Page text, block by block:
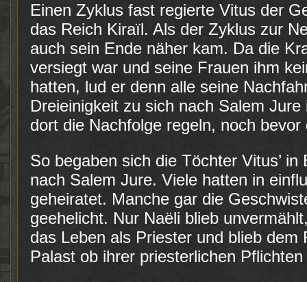
Einen Zyklus fast regierte Vitus der
das Reich Kiraïl. Als der Zyklus zur
auch sein Ende näher kam. Da die
versiegt war und seine Frauen ihm
hatten, lud er denn alle seine
Dreieinigkeit zu sich nach Salem
dort die Nachfolge regeln, noch
So begaben sich die Töchter Vitus’
nach Salem Jure. Viele hatten in
geheiratet. Manche gar die
geehelicht. Nur Naëli blieb
das Leben als Priester und blieb dem
Palast ob ihrer priesterlichen